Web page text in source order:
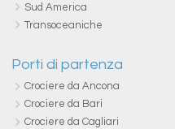
Sud America
Transoceaniche
Porti di partenza
Crociere da Ancona
Crociere da Bari
Crociere da Cagliari